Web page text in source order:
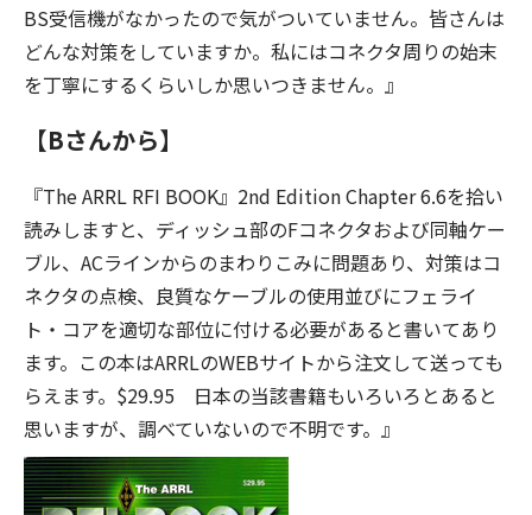
BS受信機がなかったので気がついていません。皆さんは
どんな対策をしていますか。私にはコネクタ周りの始末
を丁寧にするくらいしか思いつきません。』
【Bさんから】
『The ARRL RFI BOOK』2nd Edition Chapter 6.6を拾い
読みしますと、ディッシュ部のFコネクタおよび同軸ケー
ブル、ACラインからのまわりこみに問題あり、対策はコ
ネクタの点検、良質なケーブルの使用並びにフェライ
ト・コアを適切な部位に付ける必要があると書いてあり
ます。この本はARRLのWEBサイトから注文して送っても
らえます。$29.95 日本の当該書籍もいろいろとあると
思いますが、調べていないので不明です。』